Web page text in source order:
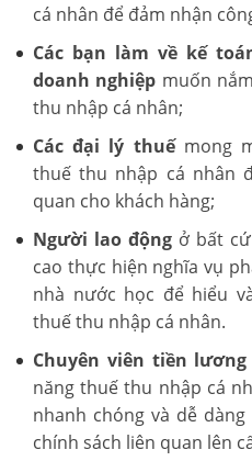
cá nhân để đảm nhận
Các bạn làm về kế
doanh nghiệp muốn
thu nhập cá nhân;
Các đại lý thuếmong
thuế thu nhập cá nhân
quan cho khách hàng;
Người lao động ở bất
cao thực hiện nghĩa vụ
nhà nước học để hiểu
thuế thu nhập cá nhân.
Chuyên viên tiền lương
năng thuế thu nhập cá
nhanh chóng và dễ
chính sách liên quan lên